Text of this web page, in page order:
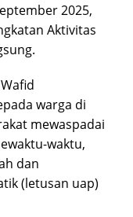
2025,
Aktivitas
warga di
mewaspadai
waktu,
dan
(letusan uap)